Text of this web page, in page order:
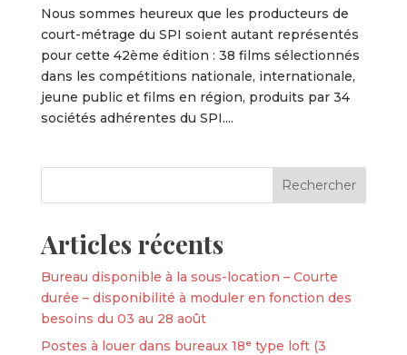
Nous sommes heureux que les producteurs de
court-métrage du SPI soient autant représentés
pour cette 42ème édition : 38 films sélectionnés
dans les compétitions nationale, internationale,
jeune public et films en région, produits par 34
sociétés adhérentes du SPI....
Articles récents
Bureau disponible à la sous-location – Courte
durée – disponibilité à moduler en fonction des
besoins du 03 au 28 août
Postes à louer dans bureaux 18ᵉ type loft (3